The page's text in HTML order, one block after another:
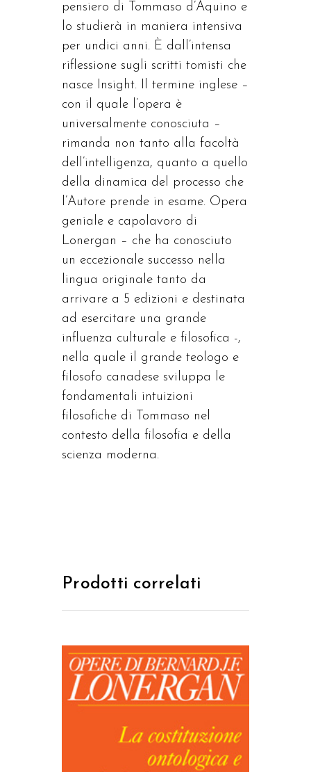
pensiero di Tommaso d’Aquino e
lo studierà in maniera intensiva
per undici anni. È dall’intensa
riflessione sugli scritti tomisti che
nasce Insight. Il termine inglese –
con il quale l’opera è
universalmente conosciuta –
rimanda non tanto alla facoltà
dell’intelligenza, quanto a quello
della dinamica del processo che
l’Autore prende in esame. Opera
geniale e capolavoro di
Lonergan – che ha conosciuto
un eccezionale successo nella
lingua originale tanto da
arrivare a 5 edizioni e destinata
ad esercitare una grande
influenza culturale e filosofica -,
nella quale il grande teologo e
filosofo canadese sviluppa le
fondamentali intuizioni
filosofiche di Tommaso nel
contesto della filosofia e della
scienza moderna.
Prodotti correlati